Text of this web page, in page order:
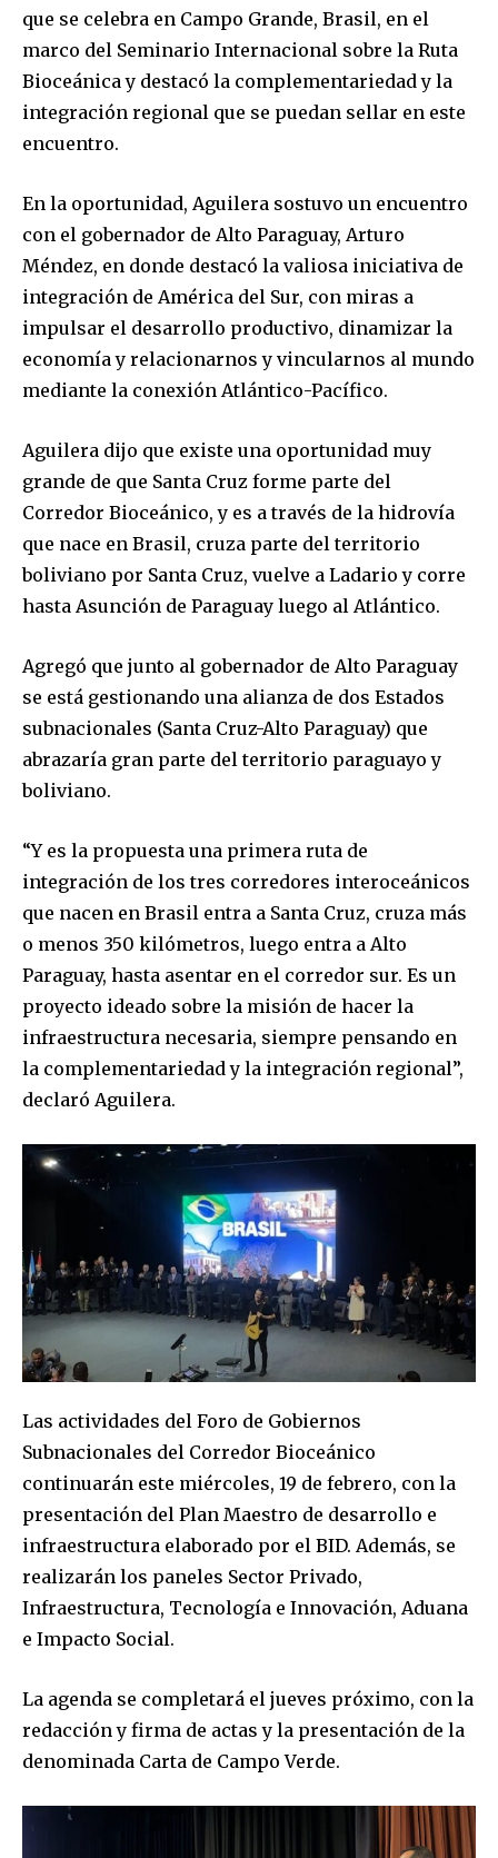
Join our community of
SUBSCRIBERS and be part of the
conversation.
To subscribe, simply enter your email address on our website
or click the subscribe button below. Don't worry, we respect
your privacy and won't spam your inbox. Your information is
safe with us.
SUBSCRIBE
I've read and accept the Privacy Policy.
que se celebra en Campo Grande, Brasil, en el
marco del Seminario Internacional sobre la Ruta
Bioceánica y destacó la complementariedad y la
integración regional que se puedan sellar en este
encuentro.
En la oportunidad, Aguilera sostuvo un encuentro
con el gobernador de Alto Paraguay, Arturo
Méndez, en donde destacó la valiosa iniciativa de
integración de América del Sur, con miras a
impulsar el desarrollo productivo, dinamizar la
economía y relacionarnos y vincularnos al mundo
mediante la conexión Atlántico-Pacífico.
Aguilera dijo que existe una oportunidad muy
grande de que Santa Cruz forme parte del
Corredor Bioceánico, y es a través de la hidrovía
que nace en Brasil, cruza parte del territorio
boliviano por Santa Cruz, vuelve a Ladario y corre
hasta Asunción de Paraguay luego al Atlántico.
Agregó que junto al gobernador de Alto Paraguay
se está gestionando una alianza de dos Estados
subnacionales (Santa Cruz-Alto Paraguay) que
abrazaría gran parte del territorio paraguayo y
boliviano.
“Y es la propuesta una primera ruta de
integración de los tres corredores interoceánicos
que nacen en Brasil entra a Santa Cruz, cruza más
o menos 350 kilómetros, luego entra a Alto
Paraguay, hasta asentar en el corredor sur. Es un
proyecto ideado sobre la misión de hacer la
infraestructura necesaria, siempre pensando en
la complementariedad y la integración regional”,
declaró Aguilera.
Las actividades del Foro de Gobiernos
Subnacionales del Corredor Bioceánico
continuarán este miércoles, 19 de febrero, con la
presentación del Plan Maestro de desarrollo e
infraestructura elaborado por el BID. Además, se
realizarán los paneles Sector Privado,
Infraestructura, Tecnología e Innovación, Aduana
e Impacto Social.
La agenda se completará el jueves próximo, con la
redacción y firma de actas y la presentación de la
denominada Carta de Campo Verde.